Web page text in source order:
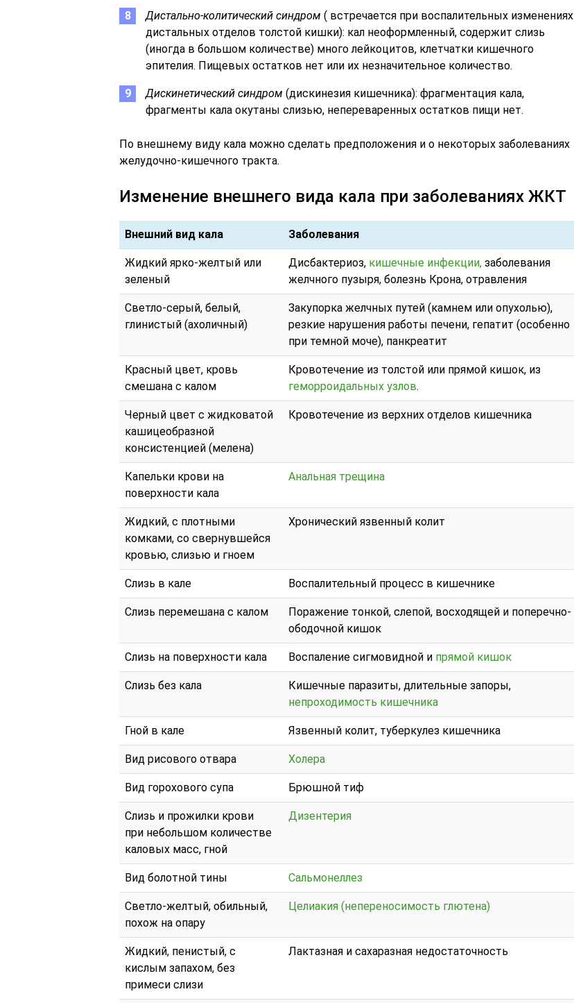
Дистально-колитический синдром ( встречается при воспалительных изменениях
дистальных отделов толстой кишки): кал неоформленный, содержит слизь
(иногда в большом количестве) много лейкоцитов, клетчатки кишечного
эпителия. Пищевых остатков нет или их незначительное количество.
Дискинетический синдром (дискинезия кишечника): фрагментация кала,
фрагменты кала окутаны слизью, непереваренных остатков пищи нет.
По внешнему виду кала можно сделать предположения и о некоторых заболеваниях
желудочно-кишечного тракта.
Изменение внешнего вида кала при заболеваниях ЖКТ
Внешний вид кала Заболевания
Жидкий ярко-желтый или
зеленый
Дисбактериоз, кишечные инфекции, заболевания
желчного пузыря, болезнь Крона, отравления
Светло-серый, белый,
глинистый (ахоличный)
Закупорка желчных путей (камнем или опухолью),
резкие нарушения работы печени, гепатит (особенно
при темной моче), панкреатит
Красный цвет, кровь
смешана с калом
Кровотечение из толстой или прямой кишок, из
геморроидальных узлов.
Черный цвет с жидковатой
кашицеобразной
консистенцией (мелена)
Кровотечение из верхних отделов кишечника
Капельки крови на
поверхности кала
Анальная трещина
Жидкий, с плотными
комками, со свернувшейся
кровью, слизью и гноем
Хронический язвенный колит
Слизь в кале Воспалительный процесс в кишечнике
Слизь перемешана с калом
Поражение тонкой, слепой, восходящей и поперечно-
ободочной кишок
Слизь на поверхности кала Воспаление сигмовидной и прямой кишок
Слизь без кала
Кишечные паразиты, длительные запоры,
непроходимость кишечника
Гной в кале Язвенный колит, туберкулез кишечника
Вид рисового отвара Холера
Вид горохового супа Брюшной тиф
Слизь и прожилки крови
при небольшом количестве
каловых масс, гной
Дизентерия
Вид болотной тины Сальмонеллез
Светло-желтый, обильный,
похож на опару
Целиакия (непереносимость глютена)
Жидкий, пенистый, с
кислым запахом, без
примеси слизи
Лактазная и сахаразная недостаточность